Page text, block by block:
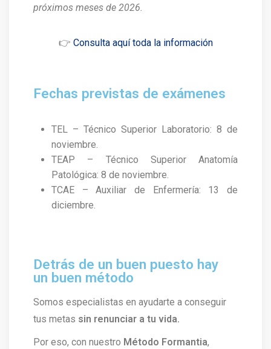
próximos meses de 2026.
👉 Consulta aquí toda la información
Fechas previstas de exámenes
TEL – Técnico Superior Laboratorio: 8 de
noviembre.
TEAP – Técnico Superior Anatomía
Patológica: 8 de noviembre.
TCAE – Auxiliar de Enfermería: 13 de
diciembre.
Detrás de un buen puesto hay
un buen método
Somos especialistas en ayudarte a conseguir
tus metas sin renunciar a tu vida.
Por eso, con nuestro Método Formantia,